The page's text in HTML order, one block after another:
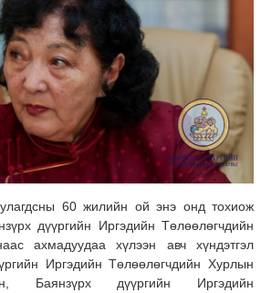
60 жилийн ой энэ онд тохиож
дүүргийн Иргэдийн Төлөөлөгчдийн
ахмадуудаа хүлээн авч хүндэтгэл
Иргэдийн Төлөөлөгчдийн Хурлын
Баянзүрх дүүргийн Иргэдийн